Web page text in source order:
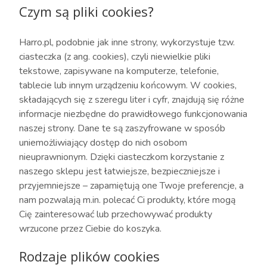
Czym są pliki cookies?
Harro.pl, podobnie jak inne strony, wykorzystuje tzw.
ciasteczka (z ang. cookies), czyli niewielkie pliki
tekstowe, zapisywane na komputerze, telefonie,
tablecie lub innym urządzeniu końcowym. W cookies,
składających się z szeregu liter i cyfr, znajdują się różne
informacje niezbędne do prawidłowego funkcjonowania
naszej strony. Dane te są zaszyfrowane w sposób
uniemożliwiający dostęp do nich osobom
nieuprawnionym. Dzięki ciasteczkom korzystanie z
naszego sklepu jest łatwiejsze, bezpieczniejsze i
przyjemniejsze – zapamiętują one Twoje preferencje, a
nam pozwalają m.in. polecać Ci produkty, które mogą
Cię zainteresować lub przechowywać produkty
wrzucone przez Ciebie do koszyka.
Rodzaje plików cookies